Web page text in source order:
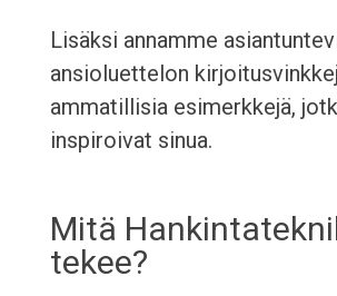
Lisäksi annamme
ansioluettelon
ammatillisia esimerkkejä,
inspiroivat sinua.
Mitä
tekee?